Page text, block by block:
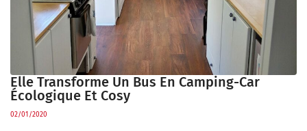
Elle Transforme Un Bus En Camping-Car
Écologique Et Cosy
02/01/2020